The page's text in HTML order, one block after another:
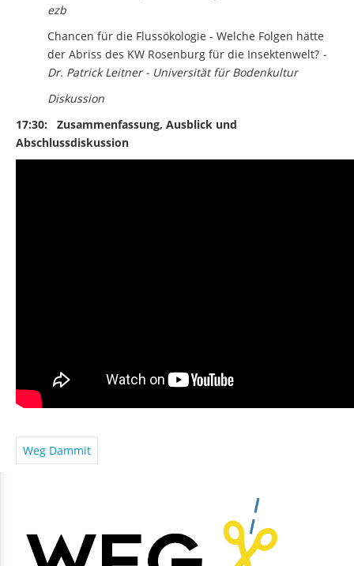
ezb
Chancen für die Flussökologie - Welche Folgen hätte
der Abriss des KW Rosenburg für die Insektenwelt? -
Dr. Patrick Leitner - Universität für Bodenkultur
Diskussion
17:30:
Zusammenfassung, Ausblick und
Abschlussdiskussion
Weg Dammit